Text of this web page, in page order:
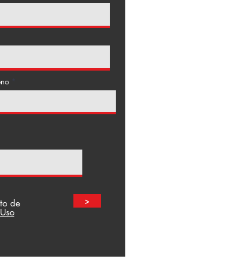
de >